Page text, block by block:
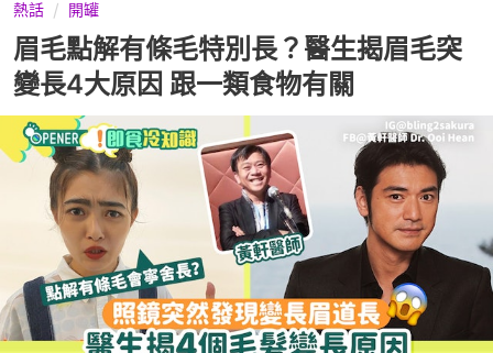
熱話 開罐
眉毛點解有條毛特別長？醫生揭眉毛突
變長4大原因 跟一類食物有關